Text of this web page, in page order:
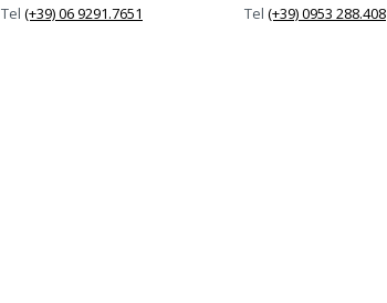
Tel (+39) 06 9291.7651
Tel (+39) 0953 288.408